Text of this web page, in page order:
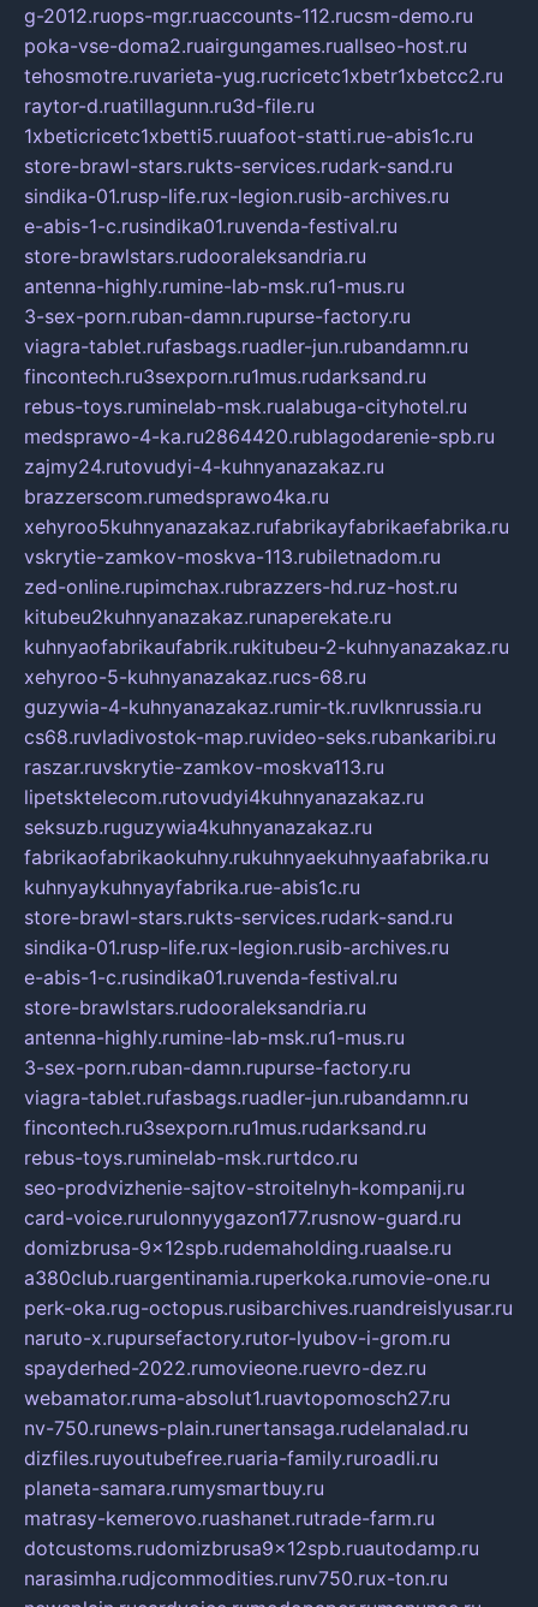
g-2012.ruops-mgr.ruaccounts-112.rucsm-demo.ru
poka-vse-doma2.ruairgungames.ruallseo-host.ru
tehosmotre.ruvarieta-yug.rucricetc1xbetr1xbetcc2.ru
raytor-d.ruatillagunn.ru3d-file.ru
1xbeticricetc1xbetti5.ruuafoot-statti.rue-abis1c.ru
store-brawl-stars.rukts-services.rudark-sand.ru
sindika-01.rusp-life.rux-legion.rusib-archives.ru
e-abis-1-c.rusindika01.ruvenda-festival.ru
store-brawlstars.rudooraleksandria.ru
antenna-highly.rumine-lab-msk.ru1-mus.ru
3-sex-porn.ruban-damn.rupurse-factory.ru
viagra-tablet.rufasbags.ruadler-jun.rubandamn.ru
fincontech.ru3sexporn.ru1mus.rudarksand.ru
rebus-toys.ruminelab-msk.rualabuga-cityhotel.ru
medsprawo-4-ka.ru2864420.rublagodarenie-spb.ru
zajmy24.rutovudyi-4-kuhnyanazakaz.ru
brazzerscom.rumedsprawo4ka.ru
xehyroo5kuhnyanazakaz.rufabrikayfabrikaefabrika.ru
vskrytie-zamkov-moskva-113.rubiletnadom.ru
zed-online.rupimchax.rubrazzers-hd.ruz-host.ru
kitubeu2kuhnyanazakaz.runaperekate.ru
kuhnyaofabrikaufabrik.rukitubeu-2-kuhnyanazakaz.ru
xehyroo-5-kuhnyanazakaz.rucs-68.ru
guzywia-4-kuhnyanazakaz.rumir-tk.ruvlknrussia.ru
cs68.ruvladivostok-map.ruvideo-seks.rubankaribi.ru
raszar.ruvskrytie-zamkov-moskva113.ru
lipetsktelecom.rutovudyi4kuhnyanazakaz.ru
seksuzb.ruguzywia4kuhnyanazakaz.ru
fabrikaofabrikaokuhny.rukuhnyaekuhnyaafabrika.ru
kuhnyaykuhnyayfabrika.rue-abis1c.ru
store-brawl-stars.rukts-services.rudark-sand.ru
sindika-01.rusp-life.rux-legion.rusib-archives.ru
e-abis-1-c.rusindika01.ruvenda-festival.ru
store-brawlstars.rudooraleksandria.ru
antenna-highly.rumine-lab-msk.ru1-mus.ru
3-sex-porn.ruban-damn.rupurse-factory.ru
viagra-tablet.rufasbags.ruadler-jun.rubandamn.ru
fincontech.ru3sexporn.ru1mus.rudarksand.ru
rebus-toys.ruminelab-msk.rurtdco.ru
seo-prodvizhenie-sajtov-stroitelnyh-kompanij.ru
card-voice.rurulonnyygazon177.rusnow-guard.ru
domizbrusa-9x12spb.rudemaholding.ruaalse.ru
a380club.ruargentinamia.ruperkoka.rumovie-one.ru
perk-oka.rug-octopus.rusibarchives.ruandreislyusar.ru
naruto-x.rupursefactory.rutor-lyubov-i-grom.ru
spayderhed-2022.rumovieone.ruevro-dez.ru
webamator.ruma-absolut1.ruavtopomosch27.ru
nv-750.runews-plain.runertansaga.rudelanalad.ru
dizfiles.ruyoutubefree.ruaria-family.ruroadli.ru
planeta-samara.rumysmartbuy.ru
matrasy-kemerovo.ruashanet.rutrade-farm.ru
dotcustoms.rudomizbrusa9x12spb.ruautodamp.ru
narasimha.rudjcommodities.runv750.rux-ton.ru